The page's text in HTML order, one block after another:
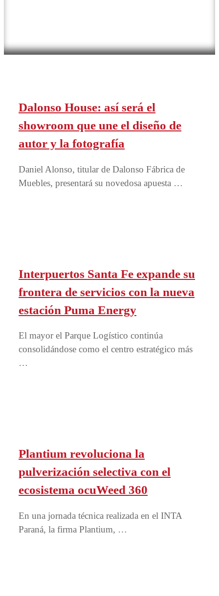
Dalonso House: así será el
showroom que une el diseño de
autor y la fotografía
Daniel Alonso, titular de Dalonso Fábrica de
Muebles, presentará su novedosa apuesta …
Interpuertos Santa Fe expande su
frontera de servicios con la nueva
estación Puma Energy
El mayor el Parque Logístico continúa
consolidándose como el centro estratégico más
…
Plantium revoluciona la
pulverización selectiva con el
ecosistema ocuWeed 360
En una jornada técnica realizada en el INTA
Paraná, la firma Plantium, …